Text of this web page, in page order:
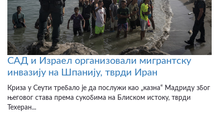
САД и Израел организовали мигрантску
инвазију на Шпанију, тврди Иран
Криза у Сеути требало је да послужи као „казна“ Мадриду због
његовог става према сукобима на Блиском истоку, тврди
Техеран...